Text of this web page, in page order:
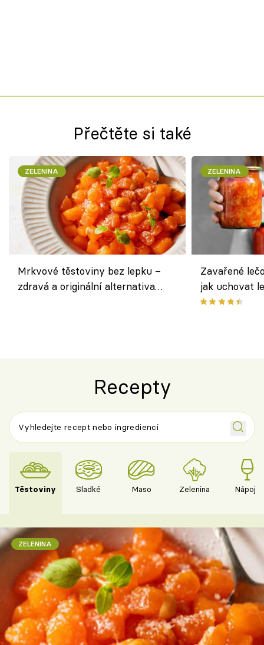
Přečtěte si také
ZELENINA
Mrkvové těstoviny bez lepku –
zdravá a originální alternativa
ZELENINA
Zavařené
jak uchovat
Recepty
Těstoviny Sladké Maso Zelenina Nápoje
ZELENINA